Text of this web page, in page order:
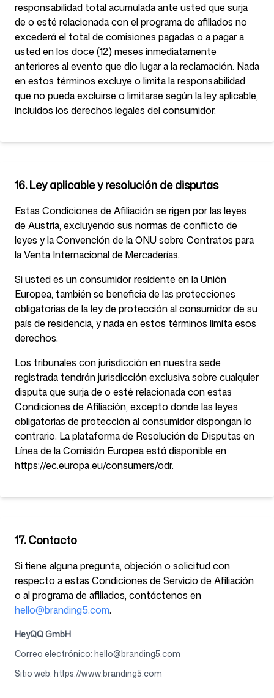
responsabilidad total acumulada ante usted que surja
de o esté relacionada con el programa de afiliados no
excederá el total de comisiones pagadas o a pagar a
usted en los doce (12) meses inmediatamente
anteriores al evento que dio lugar a la reclamación. Nada
en estos términos excluye o limita la responsabilidad
que no pueda excluirse o limitarse según la ley aplicable,
incluidos los derechos legales del consumidor.
16. Ley aplicable y resolución de disputas
Estas Condiciones de Afiliación se rigen por las leyes
de Austria, excluyendo sus normas de conflicto de
leyes y la Convención de la ONU sobre Contratos para
la Venta Internacional de Mercaderías.
Si usted es un consumidor residente en la Unión
Europea, también se beneficia de las protecciones
obligatorias de la ley de protección al consumidor de su
país de residencia, y nada en estos términos limita esos
derechos.
Los tribunales con jurisdicción en nuestra sede
registrada tendrán jurisdicción exclusiva sobre cualquier
disputa que surja de o esté relacionada con estas
Condiciones de Afiliación, excepto donde las leyes
obligatorias de protección al consumidor dispongan lo
contrario. La plataforma de Resolución de Disputas en
Línea de la Comisión Europea está disponible en
https://ec.europa.eu/consumers/odr.
17. Contacto
Si tiene alguna pregunta, objeción o solicitud con
respecto a estas Condiciones de Servicio de Afiliación
o al programa de afiliados, contáctenos en
hello@branding5.com.
HeyQQ GmbH
Correo electrónico: hello@branding5.com
Sitio web: https://www.branding5.com